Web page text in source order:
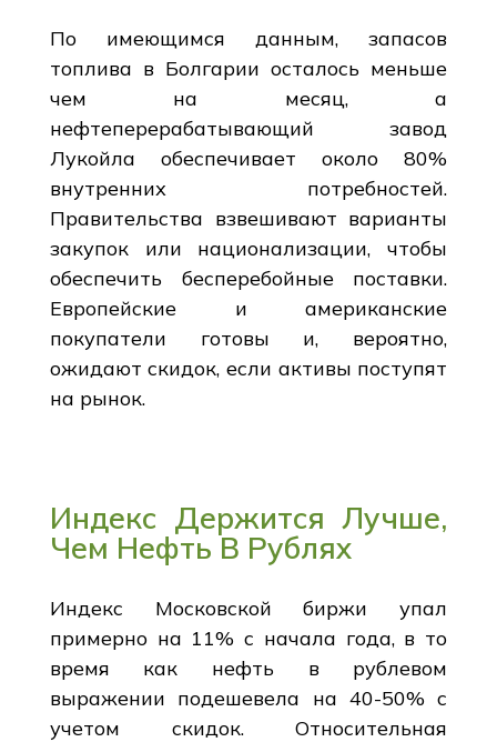
По имеющимся данным, запасов
топлива в Болгарии осталось меньше
чем на месяц, а
нефтеперерабатывающий завод
Лукойла обеспечивает около 80%
внутренних потребностей.
Правительства взвешивают варианты
закупок или национализации, чтобы
обеспечить бесперебойные поставки.
Европейские и американские
покупатели готовы и, вероятно,
ожидают скидок, если активы поступят
на рынок.
Индекс Держится Лучше,
Чем Нефть В Рублях
Индекс Московской биржи упал
примерно на 11% с начала года, в то
время как нефть в рублевом
выражении подешевела на 40-50% с
учетом скидок. Относительная